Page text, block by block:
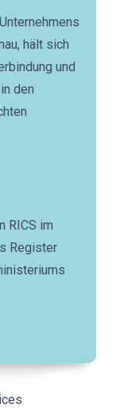
hält sich
und
den
RICS im
Register